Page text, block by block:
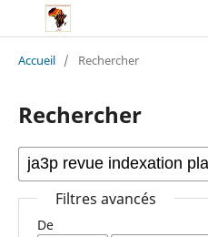
Accueil / Rechercher
Rechercher
Filtres avancés
De